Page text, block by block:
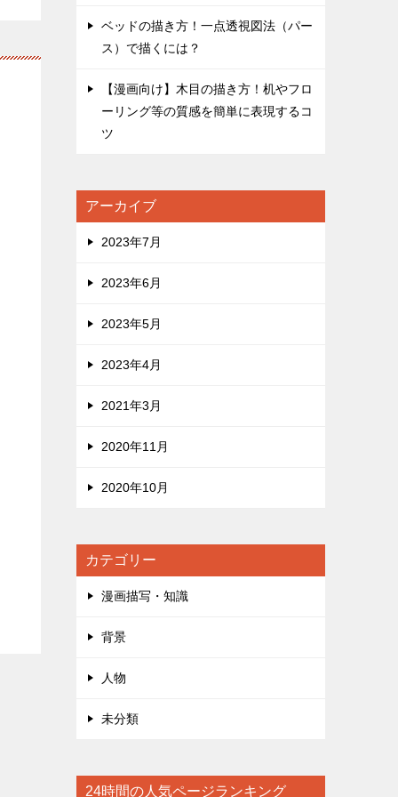
ベッドの描き方！一点透視図法（パー
ス）で描くには？
【漫画向け】木目の描き方！机やフロ
ーリング等の質感を簡単に表現するコ
ツ
アーカイブ
2023年7月
2023年6月
2023年5月
2023年4月
2021年3月
2020年11月
2020年10月
カテゴリー
漫画描写・知識
背景
人物
未分類
24時間の人気ページランキング